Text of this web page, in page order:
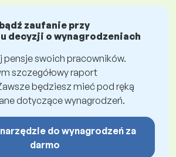
zaufanie przy
decyzji o wynagrodzeniach
pensje swoich pracowników.
szczegółowy raport
będziesz mieć pod ręką
dotyczące wynagrodzeń.
do wynagrodzeń za
darmo